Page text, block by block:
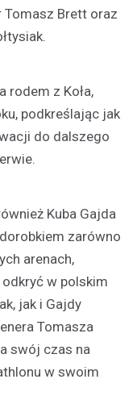
Tomasz Brett oraz
rodem z Koła,
podkreślając jak
do dalszego
Kuba Gajda
zarówno
arenach,
w polskim
jak i Gajdy
Tomasza
swój czas na
w swoim